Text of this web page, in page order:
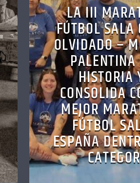
LA III
FÚTBOL
OLVIDADO –
HISTORIA
CONSOLIDA
MEJOR
FÚTBOL
ESPAÑA